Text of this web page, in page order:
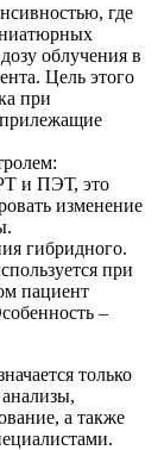
где
облучения в
Цель этого
при
и ПЭТ, это
изменение
гибридного.
при
пациент
–
только
а также